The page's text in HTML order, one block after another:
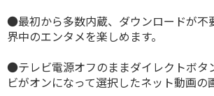
●最初から多数内蔵、ダウンロードが不
界中のエンタメを楽しめます。
●テレビ電源オフのままダイレクトボタ
ビがオンになって選択したネット動画の